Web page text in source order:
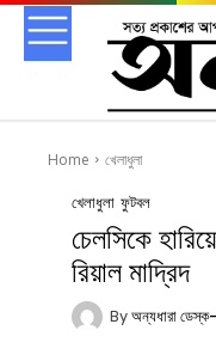
Home খেলাধুলা
খেলাধুলা ফুটবল
চেলসিকে
রিয়াল মাদ্রিদ
By অন্যধারা